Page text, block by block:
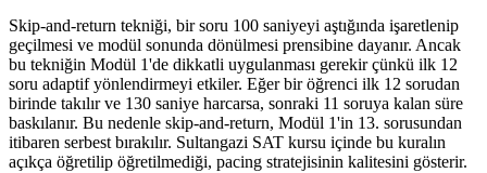
Skip-and-return tekniği, bir soru 100 saniyeyi aştığında işaretlenip
geçilmesi ve modül sonunda dönülmesi prensibine dayanır. Ancak
bu tekniğin Modül 1'de dikkatli uygulanması gerekir çünkü ilk 12
soru adaptif yönlendirmeyi etkiler. Eğer bir öğrenci ilk 12 sorudan
birinde takılır ve 130 saniye harcarsa, sonraki 11 soruya kalan süre
baskılanır. Bu nedenle skip-and-return, Modül 1'in 13. sorusundan
itibaren serbest bırakılır. Sultangazi SAT kursu içinde bu kuralın
açıkça öğretilip öğretilmediği, pacing stratejisinin kalitesini gösterir.